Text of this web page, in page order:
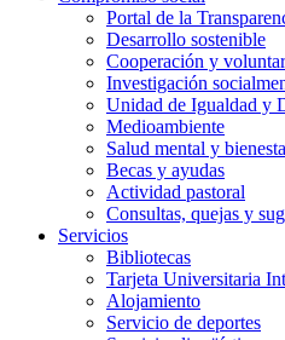
Portal de la
Desarrollo sostenible
Cooperación y
Investigación
Unidad de Igualdad y
Medioambiente
Salud mental y
Becas y ayudas
Actividad pastoral
Consultas, quejas y
Servicios
Bibliotecas
Tarjeta Universitaria
Alojamiento
Servicio de deportes